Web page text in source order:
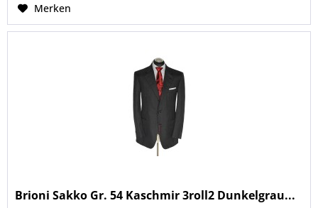
Merken
Brioni Sakko Gr. 54 Kaschmir 3roll2 Dunkelgrau...